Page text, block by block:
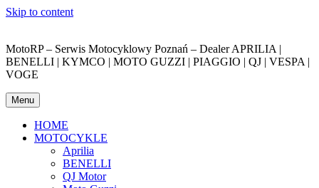
Skip to content
MotoRP – Serwis Motocyklowy Poznań – Dealer APRILIA |
BENELLI | KYMCO | MOTO GUZZI | PIAGGIO | QJ | VESPA |
VOGE
Menu
HOME
MOTOCYKLE
Aprilia
BENELLI
QJ Motor